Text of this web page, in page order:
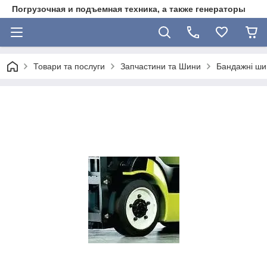
Погрузочная и подъемная техника, а также генераторы
Товари та послуги Запчастини та Шини Бандажні